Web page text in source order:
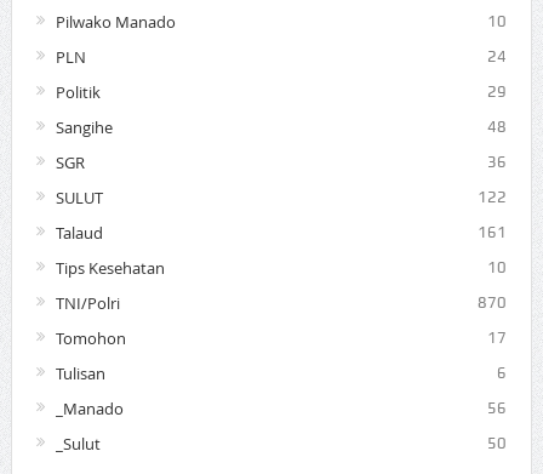
Pilwako Manado 10
PLN 24
Politik 29
Sangihe 48
SGR 36
SULUT 122
Talaud 161
Tips Kesehatan 10
TNI/Polri 870
Tomohon 17
Tulisan 6
_Manado 56
_Sulut 50